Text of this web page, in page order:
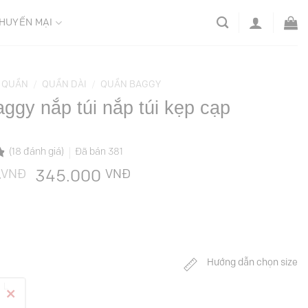
MẠI
QUẦN QUẦN DÀI QUẦN BAGGY
nắp túi nắp túi kẹp cạp
(18 đánh giá) Đã bán 381
VNĐ
Giá
345.000 VNĐ
Hướng dẫn chọn size